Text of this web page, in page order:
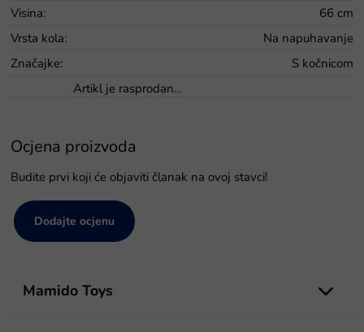
Visina:
66 cm
Vrsta kola:
Na napuhavanje
Značajke:
S kočnicom
Artikl je rasprodan…
Ocjena proizvoda
Budite prvi koji će objaviti članak na ovoj stavci!
Dodajte ocjenu
Mamido Toys